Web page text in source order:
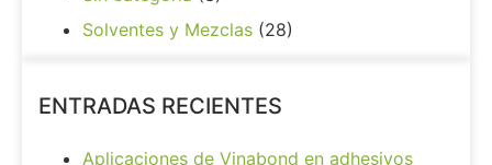
Solventes y Mezclas (28)
ENTRADAS RECIENTES
Aplicaciones de Vinabond en adhesivos